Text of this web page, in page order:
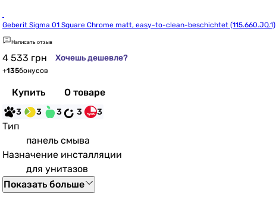
Geberit Sigma 01 Square Chrome matt, easy-to-clean-beschichtet (115.660.JQ.1)
Написать отзыв
4 533 грн Хочешь дешевле?
+135бонусов
Купить О товаре
3 3 3 3 3
Тип
панель смыва
Назначение инсталляции
для унитазов
Показать больше